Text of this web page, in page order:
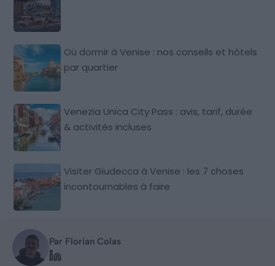
Où dormir à Venise : nos conseils et hôtels
par quartier
Venezia Unica City Pass : avis, tarif, durée
& activités incluses
Visiter Giudecca à Venise : les 7 choses
incontournables à faire
Par Florian Colas